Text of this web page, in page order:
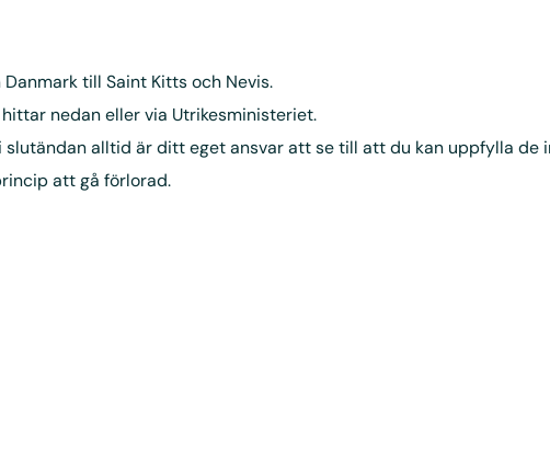
till Saint Kitts och Nevis.
nedan eller via Utrikesministeriet.
alltid är ditt eget ansvar att se till att du kan uppfylla de
att gå förlorad.